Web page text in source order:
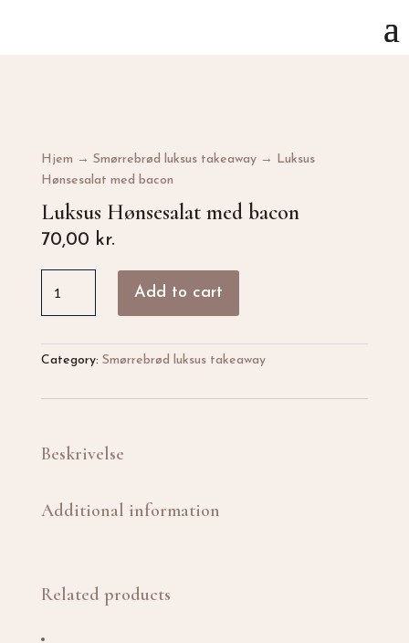
Hjem → Smørrebrød luksus takeaway→ Luksus
Hønsesalat med bacon
Luksus Hønsesalat med bacon
70,00 kr.
Hønsesalat
med
bacon
quantity
Add to cart
Category: Smørrebrød luksus takeaway
Beskrivelse
Additional information
Related products